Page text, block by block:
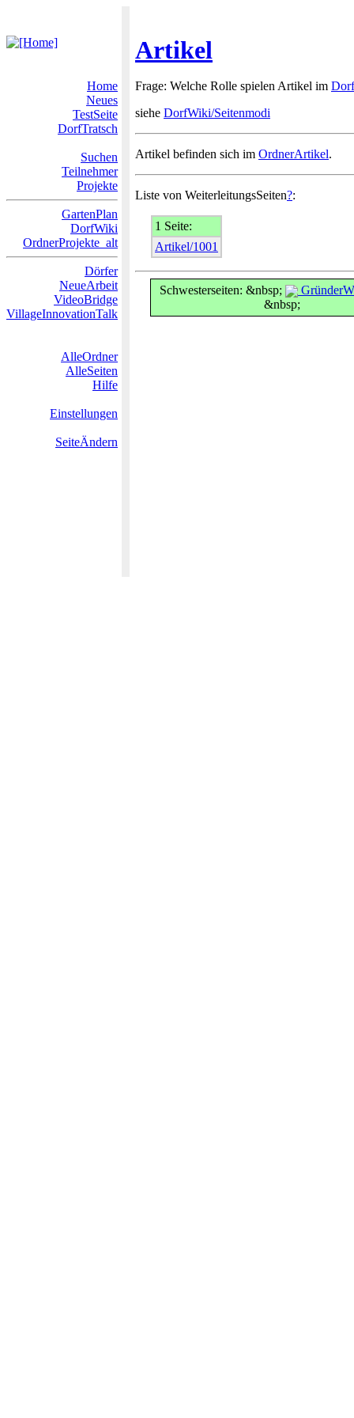
Artikel
Home
Neues
TestSeite
DorfTratsch
Suchen
Teilnehmer
Projekte
GartenPlan
DorfWiki
OrdnerProjekte_alt
Dörfer
NeueArbeit
VideoBridge
VillageInnovationTalk
AlleOrdner
AlleSeiten
Hilfe
Einstellungen
SeiteÄndern
Frage: Welche Rolle spielen Artikel im
siehe DorfWiki/Seitenmodi
Artikel befinden sich im OrdnerArtikel.
Liste von WeiterleitungsSeiten?:
1 Seite:
Artikel/1001
Schwesterseiten: &nbsp;
&nbsp;